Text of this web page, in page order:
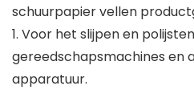
schuurpapier vellen
1. Voor het slijpen en
gereedschapsmachines en
apparatuur.